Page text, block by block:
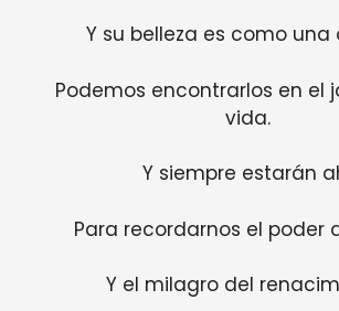
Y su belleza es como una
Podemos encontrarlos en el
vida.
Y siempre estarán
Para recordarnos el poder
Y el milagro del